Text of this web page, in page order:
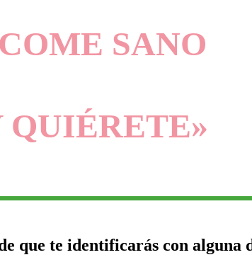
SANO
QUIÉRETE»
que te identificarás con alguna